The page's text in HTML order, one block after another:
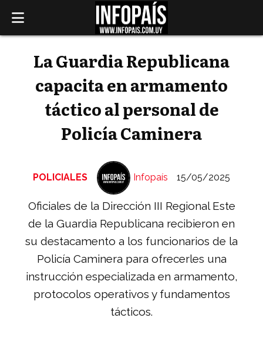
La Guardia Republicana
capacita en armamento
táctico al personal de
Policía Caminera
Oficiales de la Dirección III Regional Este
de la Guardia Republicana recibieron en
su destacamento a los funcionarios de la
Policía Caminera para ofrecerles una
instrucción especializada en armamento,
protocolos operativos y fundamentos
tácticos.
POLICIALES 15/05/2025
Infopaís